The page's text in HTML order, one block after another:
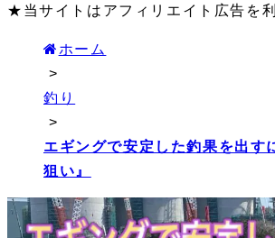
★当サイトはアフィリエイト広告を
ホーム
>
釣り
>
エギングで安定した釣果を出す
狙い』